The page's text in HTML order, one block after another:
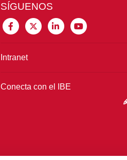
SÍGUENOS
Intranet
Conecta con el IBE